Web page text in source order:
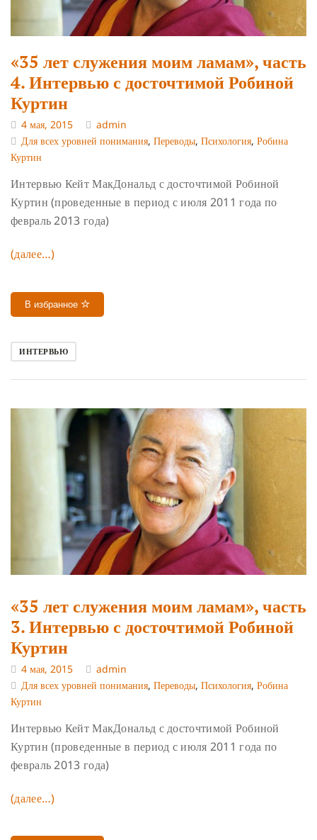
«35 лет служения моим ламам», часть
4. Интервью с досточтимой Робиной
Куртин
4 мая, 2015
admin
Для всех уровней понимания, Переводы, Психология, Робина
Куртин
Интервью Кейт МакДональд с досточтимой Робиной
Куртин (проведенные в период с июля 2011 года по
февраль 2013 года)
(далее…)
В избранное
ИНТЕРВЬЮ
«35 лет служения моим ламам», часть
3. Интервью с досточтимой Робиной
Куртин
4 мая, 2015
admin
Для всех уровней понимания, Переводы, Психология, Робина
Куртин
Интервью Кейт МакДональд с досточтимой Робиной
Куртин (проведенные в период с июля 2011 года по
февраль 2013 года)
(далее…)